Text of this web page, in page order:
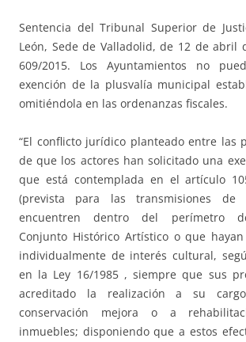
Sentencia del Tribunal Superior de
León, Sede de Valladolid, de 12 de abril
609/2015. Los Ayuntamientos no
exención de la plusvalía municipal
omitiéndola en las ordenanzas fiscales.
“El conflicto jurídico planteado entre las
de que los actores han solicitado una
que está contemplada en el artículo
(prevista para las transmisiones de
encuentren dentro del perímetro
Conjunto Histórico Artístico o que
individualmente de interés cultural,
en la Ley 16/1985 , siempre que sus
acreditado la realización a su
conservación mejora o a
inmuebles; disponiendo que a estos